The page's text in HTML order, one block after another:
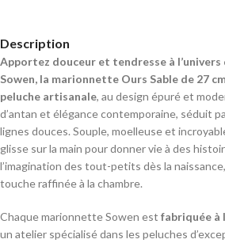
Description
Apportez douceur et tendresse à
Sowen, la marionnette Ours Sable de 27
peluche artisanale, au design épuré et
d’antan et élégance contemporaine, séduit
lignes douces. Souple, moelleuse et
glisse sur la main pour donner vie à des
l’imagination des tout-petits dès la
touche raffinée à la chambre.
Chaque marionnette Sowen est fabriquée à
un atelier spécialisé dans les peluches